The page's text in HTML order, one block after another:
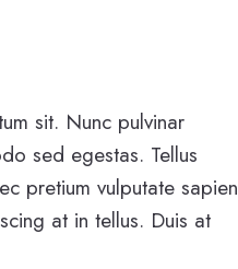
sit. Nunc pulvinar
sed egestas. Tellus
pretium vulputate sapien
at in tellus. Duis at